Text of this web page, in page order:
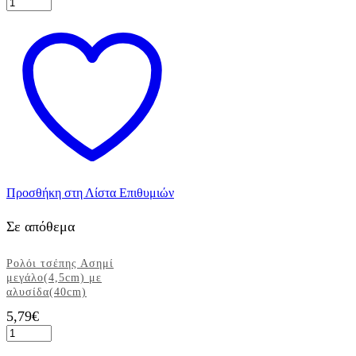
τσέπης
μεγάλο(4,5cm)
αλυσίδα(40cm)
ποσότητα
Προσθήκη στη Λίστα Επιθυμιών
Σε απόθεμα
Ρολόι τσέπης Ασημί
μεγάλο(4,5cm) με
αλυσίδα(40cm)
5,79€
Ρολόι
τσέπης